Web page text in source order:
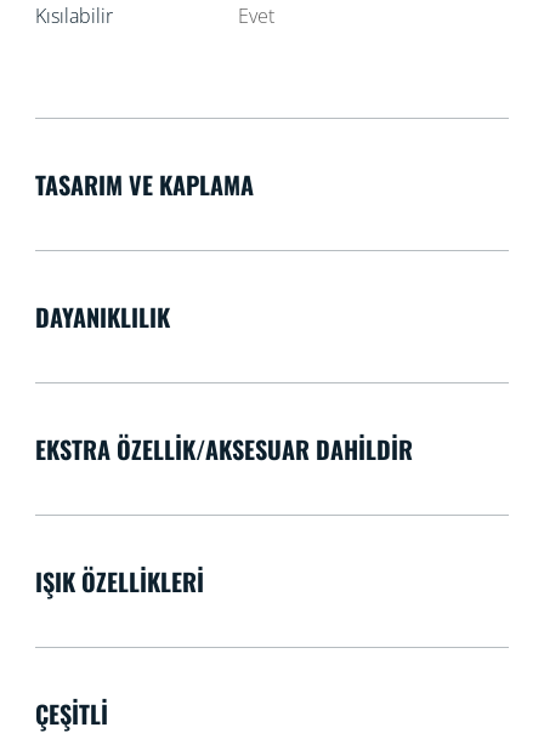
Kısılabilir Evet
TASARIM VE KAPLAMA
DAYANIKLILIK
EKSTRA ÖZELLIK/AKSESUAR DAHILDIR
IŞIK ÖZELLIKLERI
ÇEŞITLI